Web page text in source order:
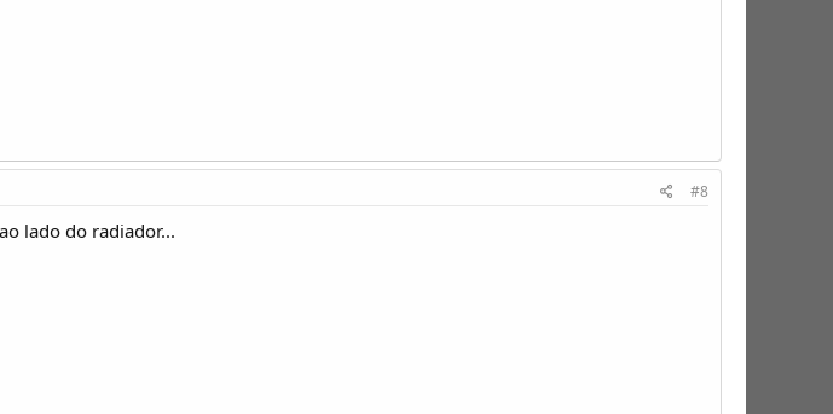
#8
lado do radiador...